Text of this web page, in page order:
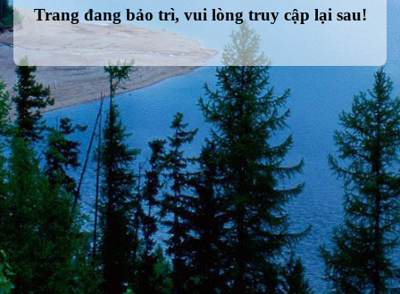
Trang đang bảo trì, vui lòng truy cập lại sau!